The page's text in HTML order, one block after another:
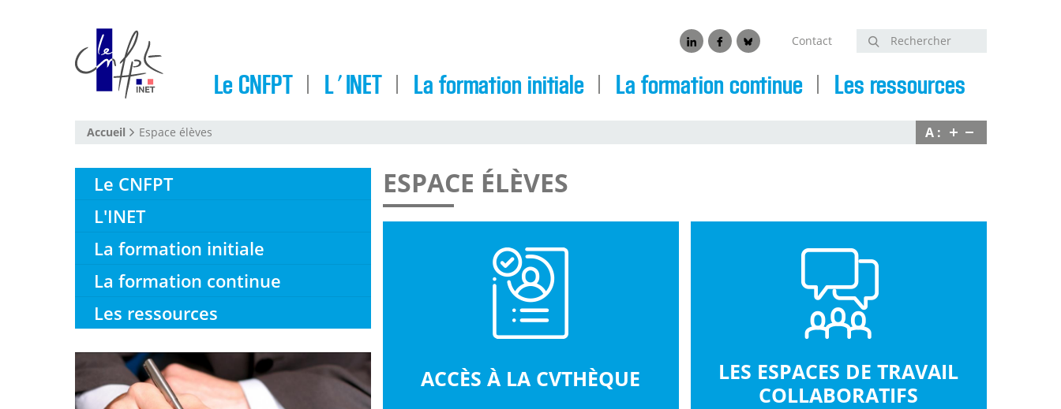
LinkedinFacebookBluesky Contact Rechercher
Le CNFPT L'INET La formation initiale La formation continue Les ressources
Accueil Espace élèves A :
ESPACE ÉLÈVES
ACCÈS À LA CVTHÈQUE
LES ESPACES DE TRAVAIL
COLLABORATIFS
Le CNFPT
L'INET
La formation initiale
La formation continue
Les ressources